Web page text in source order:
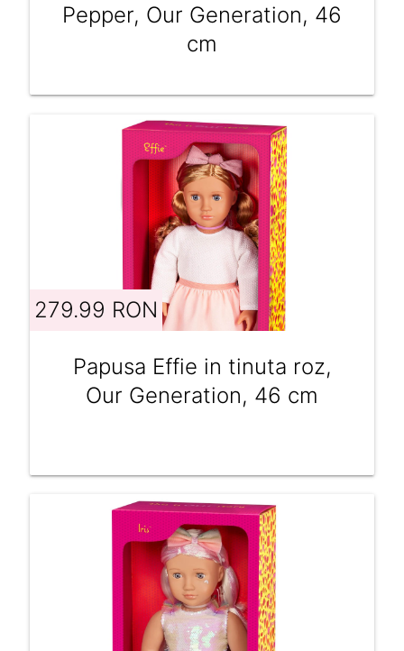
Pepper, Our Generation, 46
cm
279.99 RON
Papusa Effie in tinuta roz,
Our Generation, 46 cm